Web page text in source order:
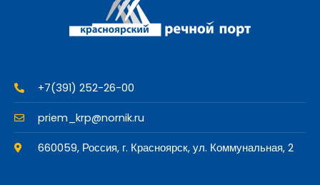
+7(391) 252-26-00
priem_krp@nornik.ru
660059, Россия, г. Красноярск, ул. Коммунальная, 2